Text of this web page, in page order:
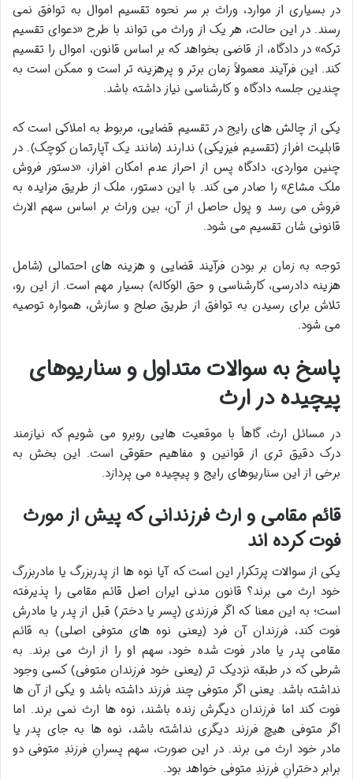
در بسیاری از موارد، وراث بر سر نحوه تقسیم اموال به توافق نمی
رسند. در این حالت، هر یک از وراث می تواند با طرح «دعوای تقسیم
ترکه» در دادگاه، از قاضی بخواهد که بر اساس قانون، اموال را تقسیم
کند. این فرآیند معمولاً زمان برتر و پرهزینه تر است و ممکن است به
چندین جلسه دادگاه و کارشناسی نیاز داشته باشد.
یکی از چالش های رایج در تقسیم قضایی، مربوط به املاکی است که
قابلیت افراز (تقسیم فیزیکی) ندارند (مانند یک آپارتمان کوچک). در
چنین مواردی، دادگاه پس از احراز عدم امکان افراز، «دستور فروش
ملک مشاع» را صادر می کند. با این دستور، ملک از طریق مزایده به
فروش می رسد و پول حاصل از آن، بین وراث بر اساس سهم الارث
قانونی شان تقسیم می شود.
توجه به زمان بر بودن فرآیند قضایی و هزینه های احتمالی (شامل
هزینه دادرسی، کارشناسی و حق الوکاله) بسیار مهم است. از این رو،
تلاش برای رسیدن به توافق از طریق صلح و سازش، همواره توصیه
می شود.
پاسخ به سوالات متداول و سناریوهای
پیچیده در ارث
در مسائل ارث، گاهاً با موقعیت هایی روبرو می شویم که نیازمند
درک دقیق تری از قوانین و مفاهیم حقوقی است. این بخش به
برخی از این سناریوهای رایج و پیچیده می پردازد.
قائم مقامی و ارث فرزندانی که پیش از مورث
فوت کرده اند
یکی از سوالات پرتکرار این است که آیا نوه ها از پدربزرگ یا مادربزرگ
خود ارث می برند؟ قانون مدنی ایران اصل قائم مقامی را پذیرفته
است؛ به این معنا که اگر فرزندی (پسر یا دختر) قبل از پدر یا مادرش
فوت کند، فرزندان آن فرد (یعنی نوه های متوفی اصلی) به قائم
مقامی پدر یا مادر فوت شده خود، سهم او را از ارث می برند. به
شرطی که در طبقه نزدیک تر (یعنی خود فرزندان متوفی) کسی وجود
نداشته باشد. یعنی اگر متوفی چند فرزند داشته باشد و یکی از آن ها
فوت کند اما فرزندان دیگرش زنده باشند، نوه ها ارث نمی برند. اما
اگر متوفی هیچ فرزند دیگری نداشته باشد، نوه ها به جای پدر یا
مادر خود ارث می برند. در این صورت، سهم پسرانِ فرزندِ متوفی دو
برابر دخترانِ فرزندِ متوفی خواهد بود.